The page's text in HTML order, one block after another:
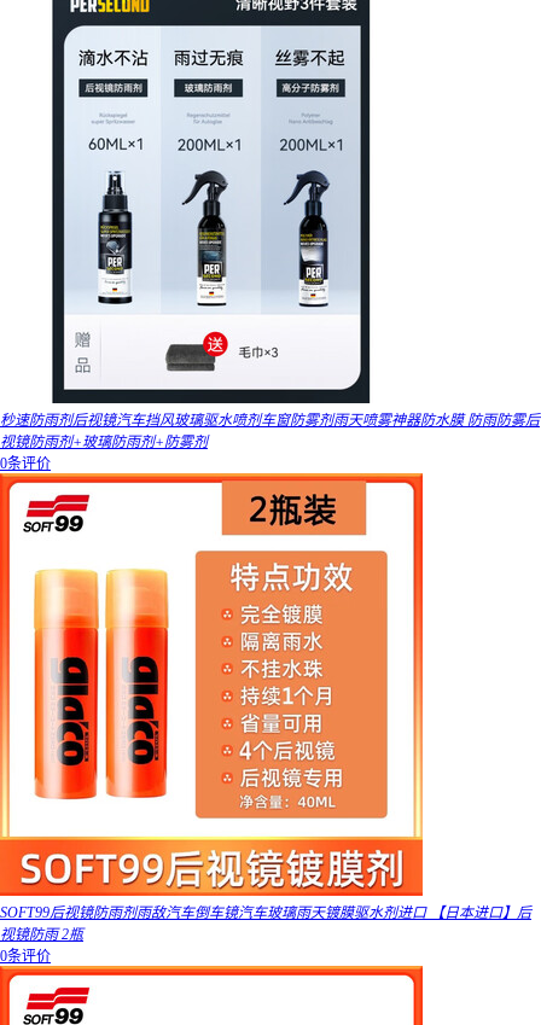
秒速防雨剂后视镜汽车挡风玻璃驱水喷剂车窗防雾剂雨天喷雾神器防水膜 防雨防雾后
视镜防雨剂+玻璃防雨剂+防雾剂
0条评价
SOFT99后视镜防雨剂雨敌汽车倒车镜汽车玻璃雨天镀膜驱水剂进口 【日本进口】后
视镜防雨 2瓶
0条评价